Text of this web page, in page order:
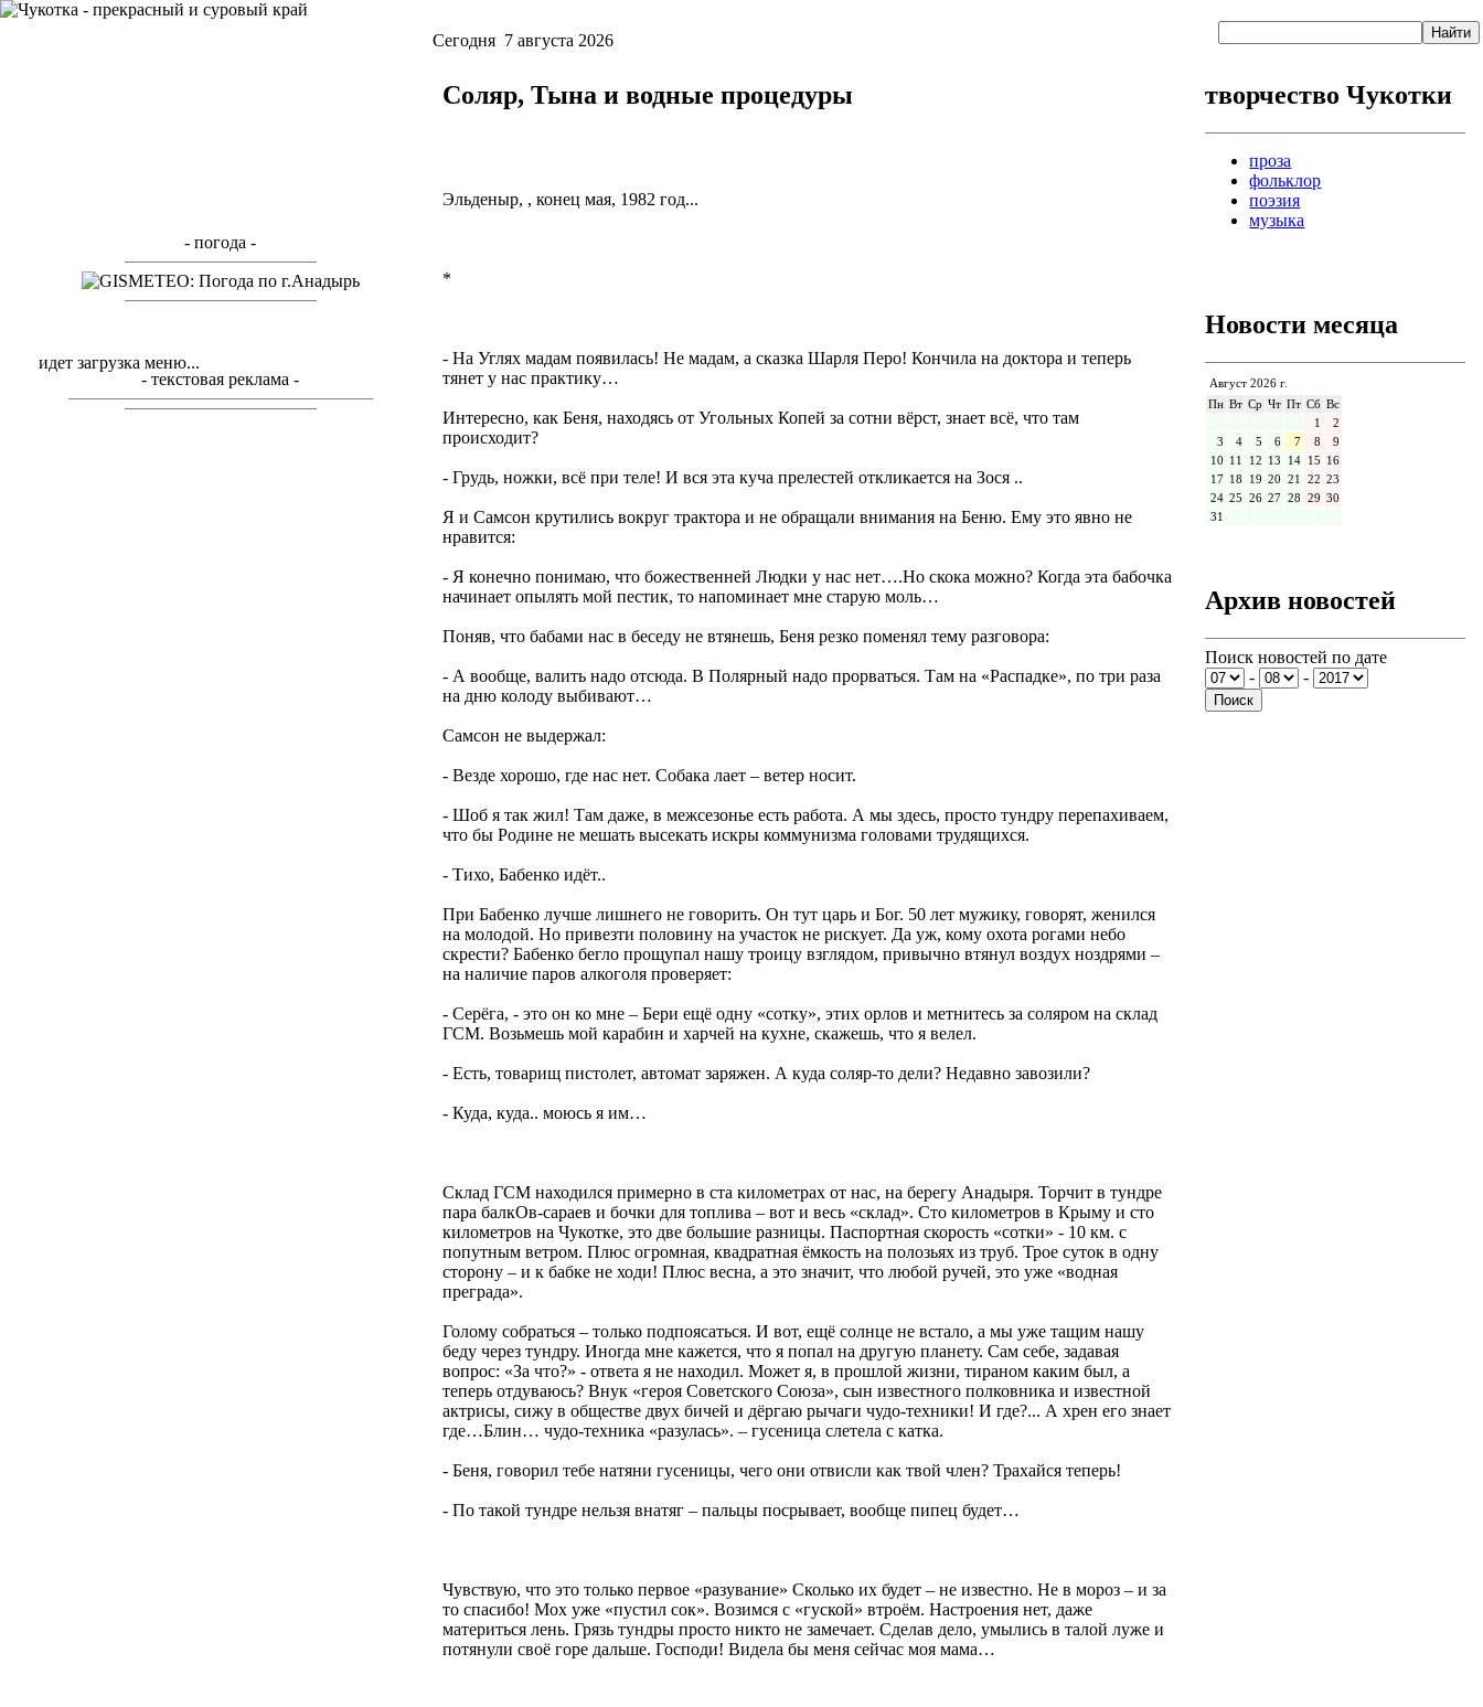
идет загрузка меню...
Cегодня 7 августа 2026
- погода -
- текстовая реклама -
Соляр, Тына и водные процедуры
Эльденыр, , конец мая, 1982 год...
*
- На Углях мадам появилась! Не мадам, а сказка Шарля Перо! Кончила на доктора и теперь
тянет у нас практику…
Интересно, как Беня, находясь от Угольных Копей за сотни вёрст, знает всё, что там
происходит?
- Грудь, ножки, всё при теле! И вся эта куча прелестей откликается на Зося ..
Я и Самсон крутились вокруг трактора и не обращали внимания на Беню. Ему это явно не
нравится:
- Я конечно понимаю, что божественней Людки у нас нет….Но скока можно? Когда эта бабочка
начинает опылять мой пестик, то напоминает мне старую моль…
Поняв, что бабами нас в беседу не втянешь, Беня резко поменял тему разговора:
- А вообще, валить надо отсюда. В Полярный надо прорваться. Там на «Распадке», по три раза
на дню колоду выбивают…
Самсон не выдержал:
- Везде хорошо, где нас нет. Собака лает – ветер носит.
- Шоб я так жил! Там даже, в межсезонье есть работа. А мы здесь, просто тундру перепахиваем,
что бы Родине не мешать высекать искры коммунизма головами трудящихся.
- Тихо, Бабенко идёт..
При Бабенко лучше лишнего не говорить. Он тут царь и Бог. 50 лет мужику, говорят, женился
на молодой. Но привезти половину на участок не рискует. Да уж, кому охота рогами небо
скрести? Бабенко бегло прощупал нашу троицу взглядом, привычно втянул воздух ноздрями –
на наличие паров алкоголя проверяет:
- Серёга, - это он ко мне – Бери ещё одну «сотку», этих орлов и метнитесь за соляром на склад
ГСМ. Возьмешь мой карабин и харчей на кухне, скажешь, что я велел.
- Есть, товарищ пистолет, автомат заряжен. А куда соляр-то дели? Недавно завозили?
- Куда, куда.. моюсь я им…
Склад ГСМ находился примерно в ста километрах от нас, на берегу Анадыря. Торчит в тундре
пара балкОв-сараев и бочки для топлива – вот и весь «склад». Сто километров в Крыму и сто
километров на Чукотке, это две большие разницы. Паспортная скорость «сотки» - 10 км. с
попутным ветром. Плюс огромная, квадратная ёмкость на полозьях из труб. Трое суток в одну
сторону – и к бабке не ходи! Плюс весна, а это значит, что любой ручей, это уже «водная
преграда».
Голому собраться – только подпоясаться. И вот, ещё солнце не встало, а мы уже тащим нашу
беду через тундру. Иногда мне кажется, что я попал на другую планету. Сам себе, задавая
вопрос: «За что?» - ответа я не находил. Может я, в прошлой жизни, тираном каким был, а
теперь отдуваюсь? Внук «героя Советского Союза», сын известного полковника и известной
актрисы, сижу в обществе двух бичей и дёргаю рычаги чудо-техники! И где?... А хрен его знает
где…Блин… чудо-техника «разулась». – гусеница слетела с катка.
- Беня, говорил тебе натяни гусеницы, чего они отвисли как твой член? Трахайся теперь!
- По такой тундре нельзя внатяг – пальцы посрывает, вообще пипец будет…
Чувствую, что это только первое «разувание» Сколько их будет – не известно. Не в мороз – и за
то спасибо! Мох уже «пустил сок». Возимся с «гуской» втроём. Настроения нет, даже
материться лень. Грязь тундры просто никто не замечает. Сделав дело, умылись в талой луже и
потянули своё горе дальше. Господи! Видела бы меня сейчас моя мама…
творчество Чукотки
проза
фольклор
поэзия
музыка
Новости месяца
Август 2026 г.
Пн Вт Ср Чт Пт Сб Вс
1
2
3
4 5 6 7 8
9
10 11 12 13 14 15 16
17 18 19 20 21 22 23
24 25 26 27 28 29 30
31
Архив новостей
Поиск новостей по дате
-
-